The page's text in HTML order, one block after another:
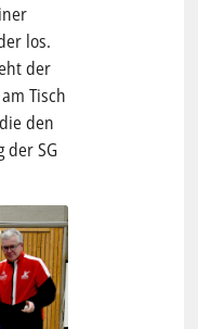
los.
der
Tisch
den
der SG